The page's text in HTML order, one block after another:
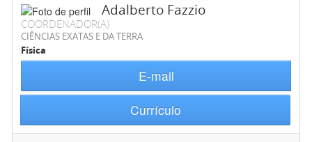
Adalberto Fazzio
COORDENADOR(A)
CIÊNCIAS EXATAS E DA TERRA
Física
E-mail
Currículo